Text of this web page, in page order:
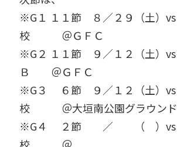
※G１ １１節 ８／２９（土） vs
校 ＠ＧＦＣ
※G２ １１節 ９／１２（土） vs
Ｂ ＠ＧＦＣ
※G３ ６節 ９／１２（土） vs
校 ＠大垣南公園グラウンド
※G４ ２節 ／ （ ） vs